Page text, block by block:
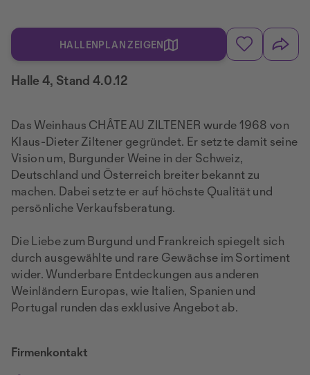
HALLENPLAN ZEIGEN
Halle 4, Stand 4.0.12
Das Weinhaus CHÂTEAU ZILTENER wurde 1968 von
Klaus-Dieter Ziltener gegründet. Er setzte damit seine
Vision um, Burgunder Weine in der Schweiz,
Deutschland und Österreich breiter bekannt zu
machen. Dabei setzte er auf höchste Qualität und
persönliche Verkaufsberatung.
Die Liebe zum Burgund und Frankreich spiegelt sich
durch ausgewählte und rare Gewächse im Sortiment
wider. Wunderbare Entdeckungen aus anderen
Weinländern Europas, wie Italien, Spanien und
Portugal runden das exklusive Angebot ab.
Firmenkontakt